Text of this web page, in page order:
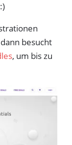
besucht
, um bis zu